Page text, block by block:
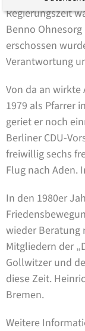
Regierungszeit
Benno
erschossen
Verantwortung
Von da an wirkte
1979 als Pfarrer
geriet er noch
Berliner CDU-
freiwillig sechs
Flug nach Aden.
In den 1980er
wieder Beratung
Mitgliedern der
Gollwitzer und
diese Zeit.
Bremen.
Weitere